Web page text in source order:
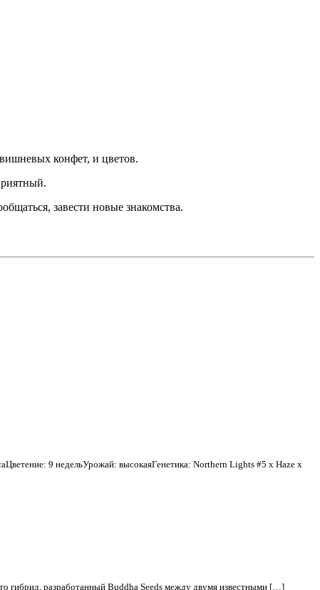
конфет, и цветов.
завести новые знакомства.
9 недельУрожай: высокаяГенетика: Northern Lights #5 x Haze x
гибрид, разработанный Buddha Seeds между двумя известными […]